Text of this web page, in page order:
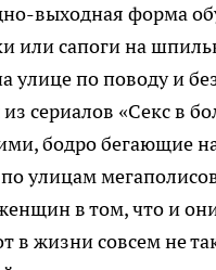
выходная форма
или сапоги на
улице по поводу и
сериалов «Секс в
бодро бегающие
улицам
в том, что и
в жизни совсем не